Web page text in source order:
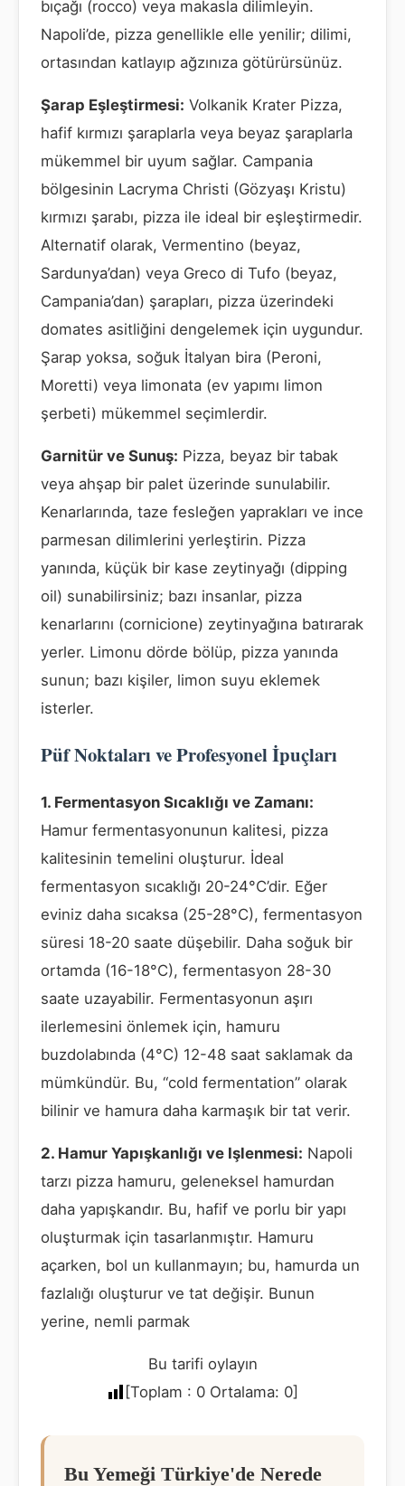
bıçağı (rocco) veya makasla dilimleyin.
Napoli’de, pizza genellikle elle yenilir; dilimi,
ortasından katlayıp ağzınıza götürürsünüz.
Şarap Eşleştirmesi: Volkanik Krater Pizza,
hafif kırmızı şaraplarla veya beyaz şaraplarla
mükemmel bir uyum sağlar. Campania
bölgesinin Lacryma Christi (Gözyaşı Kristu)
kırmızı şarabı, pizza ile ideal bir eşleştirmedir.
Alternatif olarak, Vermentino (beyaz,
Sardunya’dan) veya Greco di Tufo (beyaz,
Campania’dan) şarapları, pizza üzerindeki
domates asitliğini dengelemek için uygundur.
Şarap yoksa, soğuk İtalyan bira (Peroni,
Moretti) veya limonata (ev yapımı limon
şerbeti) mükemmel seçimlerdir.
Garnitür ve Sunuş: Pizza, beyaz bir tabak
veya ahşap bir palet üzerinde sunulabilir.
Kenarlarında, taze fesleğen yaprakları ve ince
parmesan dilimlerini yerleştirin. Pizza
yanında, küçük bir kase zeytinyağı (dipping
oil) sunabilirsiniz; bazı insanlar, pizza
kenarlarını (cornicione) zeytinyağına batırarak
yerler. Limonu dörde bölüp, pizza yanında
sunun; bazı kişiler, limon suyu eklemek
isterler.
Püf Noktaları ve Profesyonel İpuçları
1. Fermentasyon Sıcaklığı ve Zamanı:
Hamur fermentasyonunun kalitesi, pizza
kalitesinin temelini oluşturur. İdeal
fermentasyon sıcaklığı 20-24°C’dir. Eğer
eviniz daha sıcaksa (25-28°C), fermentasyon
süresi 18-20 saate düşebilir. Daha soğuk bir
ortamda (16-18°C), fermentasyon 28-30
saate uzayabilir. Fermentasyonun aşırı
ilerlemesini önlemek için, hamuru
buzdolabında (4°C) 12-48 saat saklamak da
mümkündür. Bu, “cold fermentation” olarak
bilinir ve hamura daha karmaşık bir tat verir.
2. Hamur Yapışkanlığı ve Işlenmesi: Napoli
tarzı pizza hamuru, geleneksel hamurdan
daha yapışkandır. Bu, hafif ve porlu bir yapı
oluşturmak için tasarlanmıştır. Hamuru
açarken, bol un kullanmayın; bu, hamurda un
fazlalığı oluşturur ve tat değişir. Bunun
yerine, nemli parmak
Bu tarifi oylayın
[Toplam : 0 Ortalama: 0]
Bu Yemeği Türkiye'de Nerede